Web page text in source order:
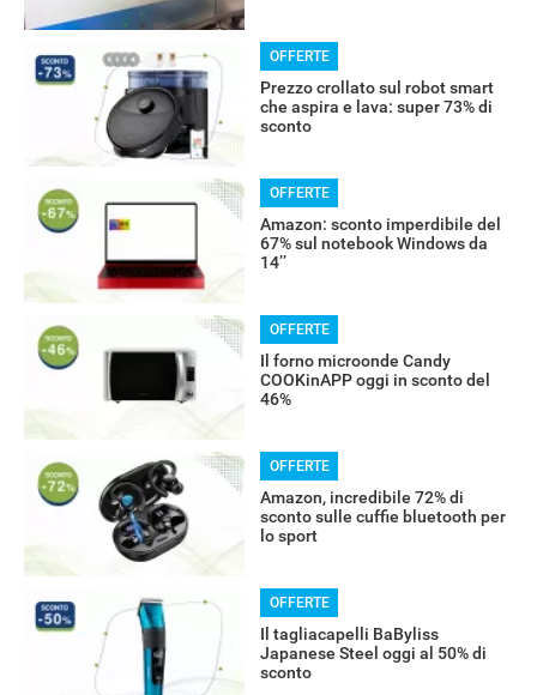
OFFERTE
Prezzo crollato sul robot smart
che aspira e lava: super 73% di
sconto
OFFERTE
Amazon: sconto imperdibile del
67% sul notebook Windows da
14’’
OFFERTE
Il forno microonde Candy
COOKinAPP oggi in sconto del
46%
OFFERTE
Amazon, incredibile 72% di
sconto sulle cuffie bluetooth per
lo sport
OFFERTE
Il tagliacapelli BaByliss
Japanese Steel oggi al 50% di
sconto